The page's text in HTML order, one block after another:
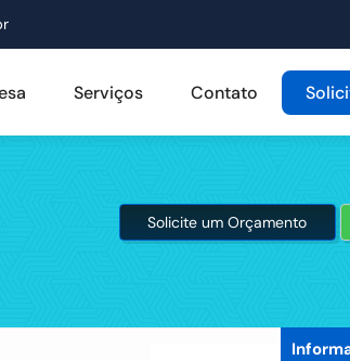
Serviços Contato
Solicite um Orçamento